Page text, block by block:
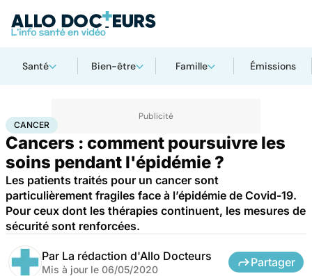
Santé Bien-être Famille Émissions
AccueilSanté Cancer
CANCER
Cancers : comment poursuivre les
soins pendant l'épidémie ?
Les patients traités pour un cancer sont
particulièrement fragiles face à l’épidémie de Covid-19.
Pour ceux dont les thérapies continuent, les mesures de
sécurité sont renforcées.
Par La rédaction d'Allo Docteurs
Mis à jour le 06/05/2020
Partager